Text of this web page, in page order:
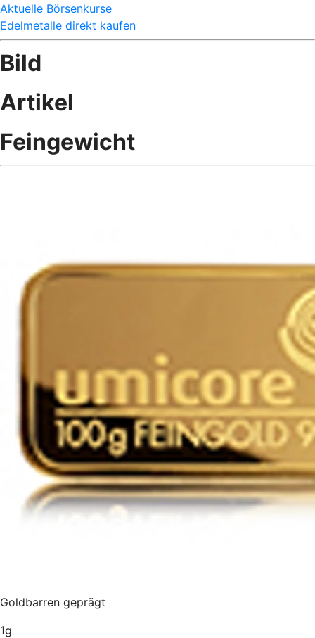
Aktuelle Börsenkurse
Edelmetalle direkt kaufen
Bild
Artikel
Feingewicht
Goldbarren geprägt
1g